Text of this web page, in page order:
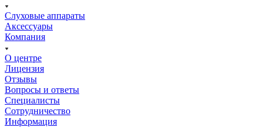
Слуховые аппараты
Аксессуары
Компания
О центре
Лицензия
Отзывы
Вопросы и ответы
Специалисты
Сотрудничество
Информация